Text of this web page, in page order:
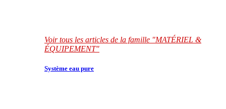
Voir tous les articles de la famille "MATÉRIEL &
ÉQUIPEMENT"
Système eau pure